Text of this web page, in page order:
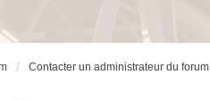
Contacter un administrateur du forum